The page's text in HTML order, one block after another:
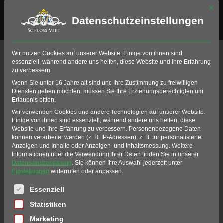
Restaurant Graf
Belderbusch
Die Fusion aus fürstlichem Genuss & metropoler Cuisine
Jetzt reservieren >
Mit
Datenschutzeinstellungen
Wir nutzen Cookies auf unserer Website. Einige von ihnen sind
essenziell, während andere uns helfen, diese Website und Ihre Erfahrung
zu verbessern.
Wenn Sie unter 16 Jahre alt sind und Ihre Zustimmung zu freiwilligen
Diensten geben möchten, müssen Sie Ihre Erziehungsberechtigten um
Erlaubnis bitten.
Wir verwenden Cookies und andere Technologien auf unserer Website.
Einige von ihnen sind essenziell, während andere uns helfen, diese
Website und Ihre Erfahrung zu verbessern. Personenbezogene Daten
können verarbeitet werden (z. B. IP-Adressen), z. B. für personalisierte
Anzeigen und Inhalte oder Anzeigen- und Inhaltsmessung. Weitere
Informationen über die Verwendung Ihrer Daten finden Sie in unserer
Datenschutzerklärung. Sie können Ihre Auswahl jederzeit unter
Einstellungen widerrufen oder anpassen.
Es folgt eine Liste der Service-Gruppen, für die eine
Essenziell
Statistiken
Marketing